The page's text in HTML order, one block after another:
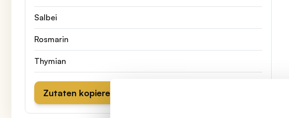
Salbei
Rosmarin
Thymian
Zutaten kopieren